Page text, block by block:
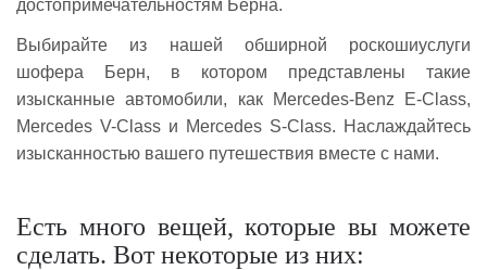
достопримечательностям Берна.
Выбирайте из нашей обширной роскошиуслуги
шофера Берн, в котором представлены такие
изысканные автомобили, как Mercedes-Benz E-Class,
Mercedes V-Class и Mercedes S-Class. Наслаждайтесь
изысканностью вашего путешествия вместе с нами.
Есть много вещей, которые вы можете
сделать. Вот некоторые из них: